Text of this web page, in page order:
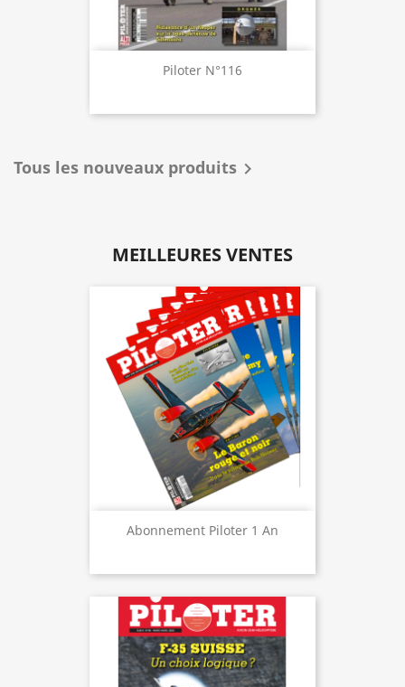
Piloter N°116
Tous les nouveaux produits 
MEILLEURES VENTES
Abonnement Piloter 1 An